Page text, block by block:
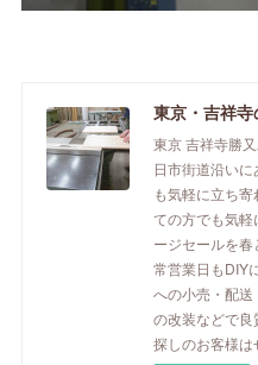
東京 吉祥寺勝
日市街道沿い
も気軽に立ち
ての方でも気
ージセールを
常営業日もDIY
への小売・配
の改装などで
探しのお客様は